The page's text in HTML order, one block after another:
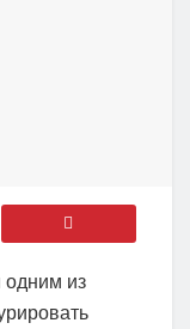
одним из